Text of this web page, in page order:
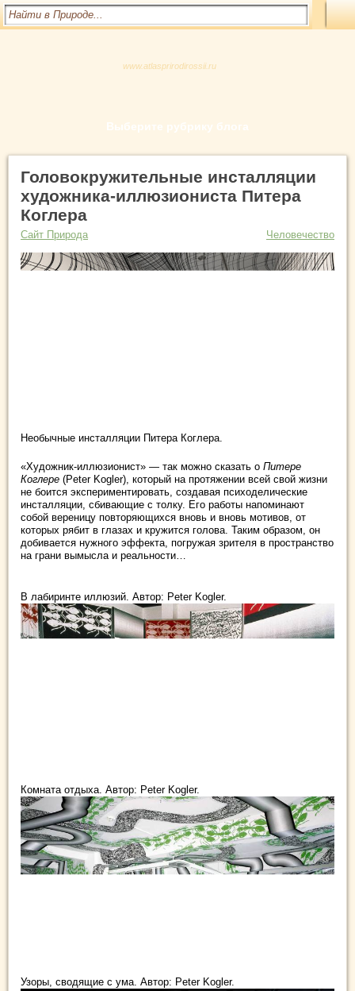
www.atlasprirodirossii.ru
Выберите рубрику блога
Головокружительные инсталляции
художника-иллюзиониста Питера
Коглера
Сайт Природа Человечество
Необычные инсталляции Питера Коглера.
«Художник-иллюзионист» — так можно сказать о Питере
Коглере (Peter Kogler), который на протяжении всей свой жизни
не боится экспериментировать, создавая психоделические
инсталляции, сбивающие с толку. Его работы напоминают
собой вереницу повторяющихся вновь и вновь мотивов, от
которых рябит в глазах и кружится голова. Таким образом, он
добивается нужного эффекта, погружая зрителя в пространство
на грани вымысла и реальности…
В лабиринте иллюзий. Автор: Peter Kogler.
Комната отдыха. Автор: Peter Kogler.
Узоры, сводящие с ума. Автор: Peter Kogler.